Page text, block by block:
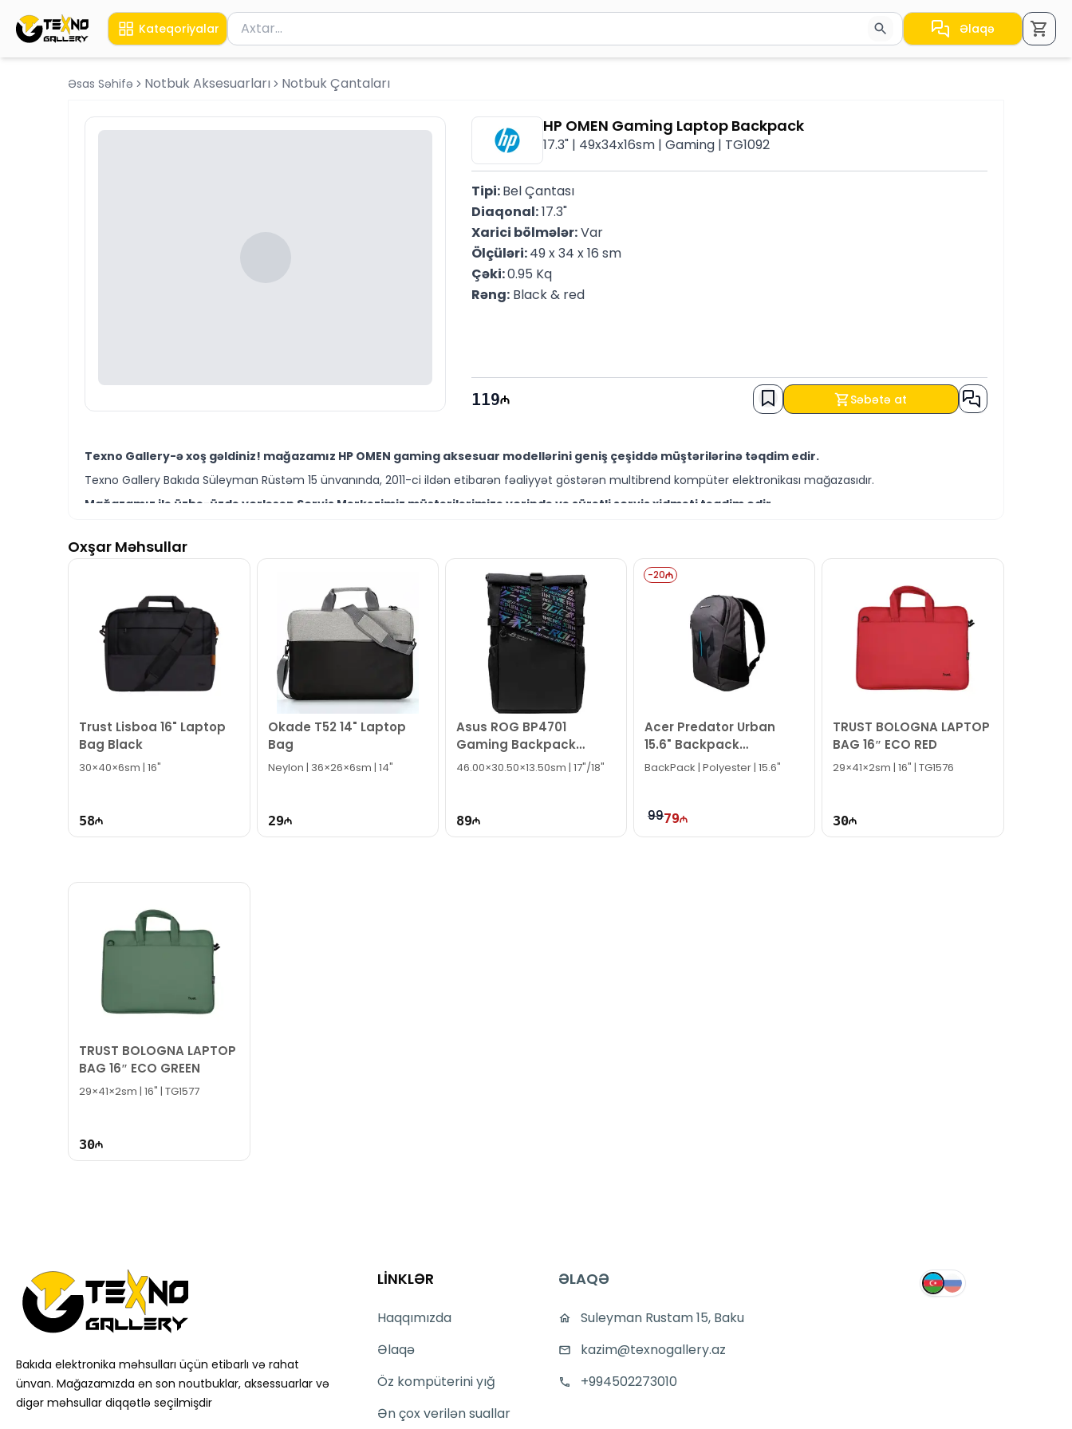
Kateqoriyalar Məhsul axtar
Axtarış üçün ən azı 2 simvol yazın. Göndərmək üçün Enter düyməsini basın və ya nəticələr arasında keçid etmək üçün ox
Əlaqə
Əsas Səhifə Notbuk Aksesuarları Notbuk Çantaları
HP OMEN Gaming Laptop Backpack
17.3" | 49x34x16sm | Gaming | TG1092
Tipi: Bel Çantası
Diaqonal: 17.3"
Xarici bölmələr: Var
Ölçüləri: 49 x 34 x 16 sm
Çəki: 0.95 Kq
Rəng: Black & red
119 Səbətə at
Texno Gallery-ə xoş gəldiniz! mağazamız HP OMEN gaming aksesuar modellərini geniş çeşiddə müştərilərinə təqdim edir.
Texno Gallery Bakıda Süleyman Rüstəm 15 ünvanında, 2011-ci ildən etibarən fəaliyyət göstərən multibrend kompüter elektronikası mağazasıdır.
Mağazamız ilə üzbə-üzdə yerləşən Servis Mərkəzimiz müştərilərimizə yerində və sürətli servis xidməti təqdim edir.
HP OMEN Gaming Laptop Backpack modelini Bakıda sərfəli qiymətə NƏĞD, KÖÇÜRMƏ həmçinin KREDİT şərtləri ilə əldə edə bilərsiniz.
İstər HP OMEN gaming aksesuar modelləri istərsə də digər brend məhsullarla bağlı suallarınızı saytımız vasitəsilə bizə yaza bilərsiniz.
Seçim etməkdə məsləhətə ehtiyacınız varsa təcrübəli mütəxəssislərimiz hər gün 10:00-19:00 saatlarında aktivdir.
HP OMEN Gaming Laptop Backpack modeli ilə bağlı bütün suallarınızı saytımızın canlı dəstək xəttində cavablandırmağa hər daim hazırıq.
İş saatlarından kənar vaxtlarda əlaqə qurmaq üçün email ilə qeydiyyat edə və ya WhatsApp nömrəmizə mesaj göndərə bilərsiniz.
Bizə maraq göstərdiyiniz üçün təşəkkür edirik!
Oxşar Məhsullar
Trust Lisboa 16" Laptop
Bag Black
30×40×6sm | 16"
58
Okade T52 14" Laptop
Bag
Neylon | 36×26×6sm | 14"
29
Asus ROG BP4701
Gaming Backpack
90XB06S0-BBP010
46.00×30.50×13.50sm | 17"/18"
89
-20
Acer Predator Urban
15.6" Backpack
GP.BAG11.027
BackPack | Polyester | 15.6"
9979
TRUST BOLOGNA LAPTOP
BAG 16″ ECO RED
29×41×2sm | 16" | TG1576
30
TRUST BOLOGNA LAPTOP
BAG 16″ ECO GREEN
29×41×2sm | 16" | TG1577
30
Bakıda elektronika məhsulları üçün etibarlı və rahat
ünvan. Mağazamızda ən son noutbuklar, aksessuarlar və
digər məhsullar diqqətlə seçilmişdir
LİNKLƏR
Haqqımızda
Əlaqə
Öz kompüterini yığ
Ən çox verilən suallar
ƏLAQƏ
Suleyman Rustam 15, Baku
kazim@texnogallery.az
+994502273010